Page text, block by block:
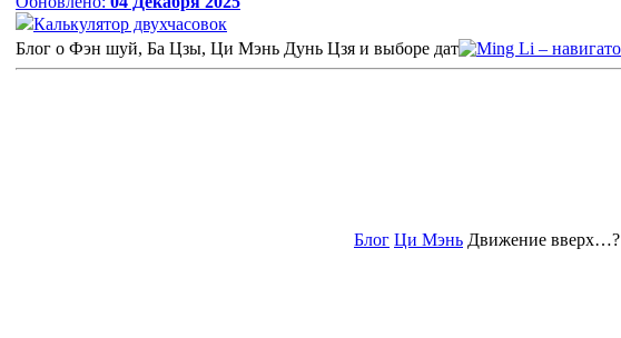
Калькулятор двухчасовок
Блог о Фэн шуй, Ба Цзы, Ци Мэнь Дунь Цзя и выборе дат
Блог Ци Мэнь Движение вверх…?